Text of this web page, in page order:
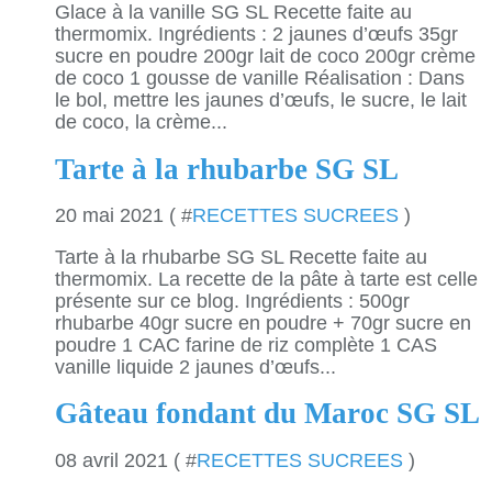
Glace à la vanille SG SL Recette faite au
thermomix. Ingrédients : 2 jaunes d’œufs 35gr
sucre en poudre 200gr lait de coco 200gr crème
de coco 1 gousse de vanille Réalisation : Dans
le bol, mettre les jaunes d’œufs, le sucre, le lait
de coco, la crème...
Tarte à la rhubarbe SG SL
20 mai 2021 ( #RECETTES SUCREES )
Tarte à la rhubarbe SG SL Recette faite au
thermomix. La recette de la pâte à tarte est celle
présente sur ce blog. Ingrédients : 500gr
rhubarbe 40gr sucre en poudre + 70gr sucre en
poudre 1 CAC farine de riz complète 1 CAS
vanille liquide 2 jaunes d’œufs...
Gâteau fondant du Maroc SG SL
08 avril 2021 ( #RECETTES SUCREES )